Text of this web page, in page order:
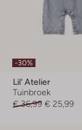
-30%
Lil' Atelier
Tuinbroek
€ 36,99 € 25,99